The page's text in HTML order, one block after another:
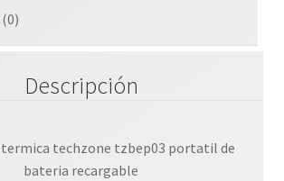
Descripción
techzone tzbep03 portatil de
bateria recargable